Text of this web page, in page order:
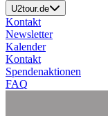
U2tour.de
Kontakt
Newsletter
Kalender
Kontakt
Spendenaktionen
FAQ